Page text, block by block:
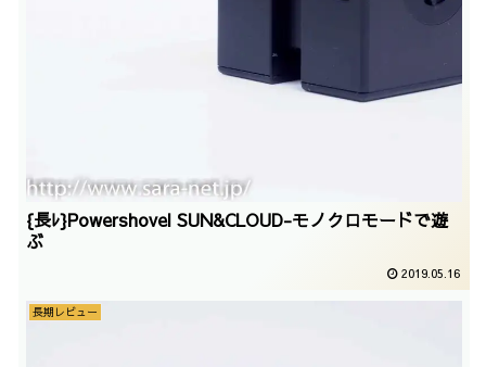
{長ﾚ}Powershovel SUN&CLOUD-モノクロモードで遊
ぶ
2019.05.16
長期レビュー